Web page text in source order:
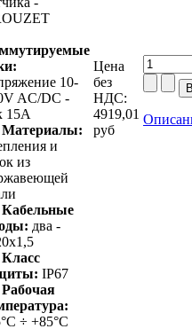
10-
AC/DC -
15А
Материалы:
и
из
Кабельные
два -
Класс
IP67
Рабочая
÷ +85°C
Цена
без
НДС:
4919,01
руб